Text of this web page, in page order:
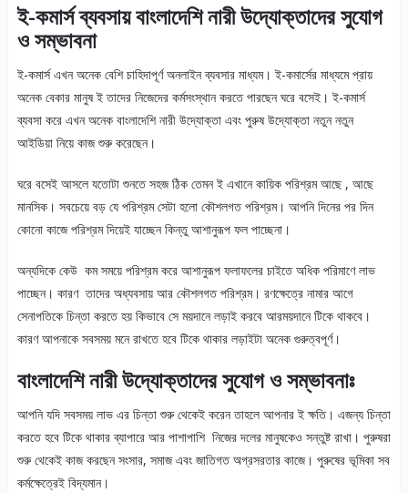
ই-কমার্স ব্যবসায় বাংলাদেশি নারী উদ্যোক্তাদের সুযোগ
ও সম্ভাবনা
ই-কমার্স এখন অনেক বেশি চাহিদাপূর্ণ অনলাইন ব্যবসার মাধ্যম। ই-কমার্সের মাধ্যমে প্রায়
অনেক বেকার মানুষ ই তাদের নিজেদের কর্মসংস্থান করতে পারছেন ঘরে বসেই। ই-কমার্স
ব্যবসা করে এখন অনেক বাংলাদেশি নারী উদ্যোক্তা এবং পুরুষ উদ্যোক্তা নতুন নতুন
আইডিয়া নিয়ে কাজ শুরু করেছেন।
ঘরে বসেই আসলে যতোটা শুনতে সহজ ঠিক তেমন ই এখানে কায়িক পরিশ্রম আছে , আছে
মানসিক। সবচেয়ে বড় যে পরিশ্রম সেটা হলো কৌশলগত পরিশ্রম। আপনি দিনের পর দিন
কোনো কাজে পরিশ্রম দিয়েই যাচ্ছেন কিন্তু আশানুরূপ ফল পাচ্ছেনা।
অন্যদিকে কেউ কম সময়ে পরিশ্রম করে আশানুরূপ ফলাফলের চাইতে অধিক পরিমাণে লাভ
পাচ্ছেন। কারণ তাদের অধ্যবসায় আর কৌশলগত পরিশ্রম। রণক্ষেত্রে নামার আগে
সেনাপতিকে চিন্তা করতে হয় কিভাবে সে ময়দানে লড়াই করবে আরময়দানে টিকে থাকবে।
কারণ আপনাকে সবসময় মনে রাখতে হবে টিকে থাকার লড়াইটা অনেক গুরুত্বপূর্ণ।
বাংলাদেশি নারী উদ্যোক্তাদের সুযোগ ও সম্ভাবনাঃ
আপনি যদি সবসময় লাভ এর চিন্তা শুরু থেকেই করেন তাহলে আপনার ই ক্ষতি। এজন্য চিন্তা
করতে হবে টিকে থাকার ব্যাপারে আর পাশাপাশি নিজের দলের মানুষকেও সন্তুষ্ট রাখা। পুরুষরা
শুরু থেকেই কাজ করছেন সংসার, সমাজ এবং জাতিগত অগ্রসরতার কাজে। পুরুষের ভূমিকা সব
কর্মক্ষেত্রেই বিদ্যমান।